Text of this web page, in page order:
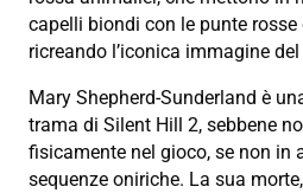
capelli biondi con le punte
ricreando l’iconica immagine
Mary Shepherd-Sunderland è
trama di Silent Hill 2, sebbene
fisicamente nel gioco, se non in
sequenze oniriche. La sua